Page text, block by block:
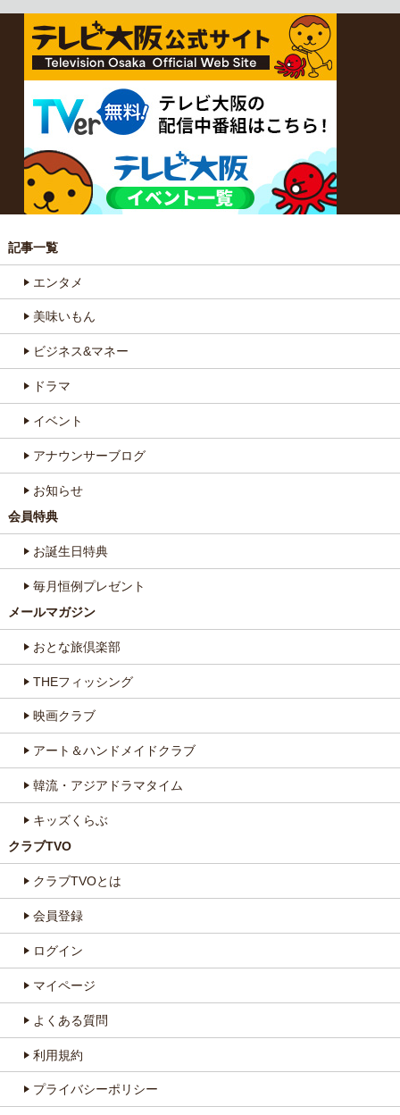
記事一覧
エンタメ
美味いもん
ビジネス&マネー
ドラマ
イベント
アナウンサーブログ
お知らせ
会員特典
お誕生日特典
毎月恒例プレゼント
メールマガジン
おとな旅倶楽部
THEフィッシング
映画クラブ
アート＆ハンドメイドクラブ
韓流・アジアドラマタイム
キッズくらぶ
クラブTVO
クラブTVOとは
会員登録
ログイン
マイページ
よくある質問
利用規約
プライバシーポリシー